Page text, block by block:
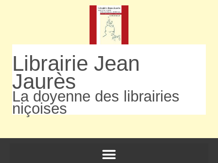
Librairie Jean
Jaurès
La doyenne des librairies
niçoises